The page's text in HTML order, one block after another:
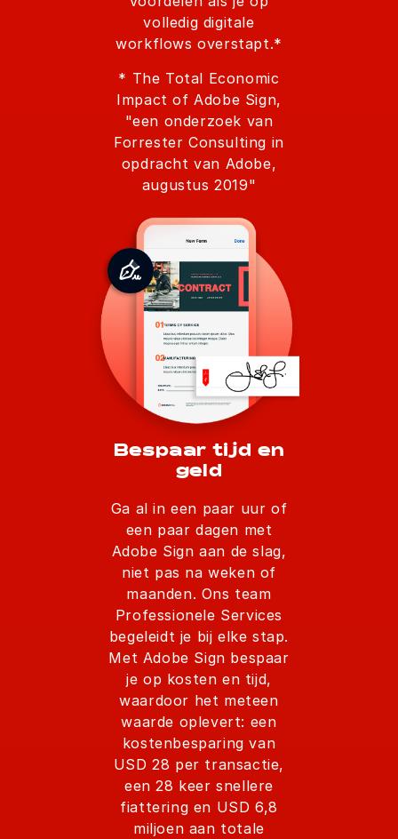
volledig digitale
workflows overstapt.*
* The Total Economic
Impact of Adobe Sign,
"een onderzoek van
Forrester Consulting in
opdracht van Adobe,
augustus 2019"
Bespaar tijd en
geld
Ga al in een paar uur of
een paar dagen met
Adobe Sign aan de slag,
niet pas na weken of
maanden. Ons team
Professionele Services
begeleidt je bij elke stap.
Met Adobe Sign bespaar
je op kosten en tijd,
waardoor het meteen
waarde oplevert: een
kostenbesparing van
USD 28 per transactie,
een 28 keer snellere
fiattering en USD 6,8
miljoen aan totale